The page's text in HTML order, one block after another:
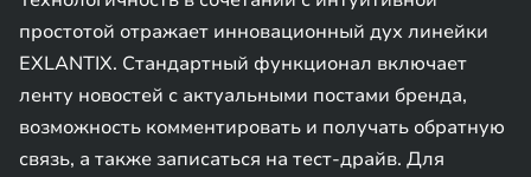
простотой отражает инновационный дух линейки
EXLANTIX. Стандартный функционал включает
ленту новостей с актуальными постами бренда,
возможность комментировать и получать обратную
связь, а также записаться на тест-драйв. Для